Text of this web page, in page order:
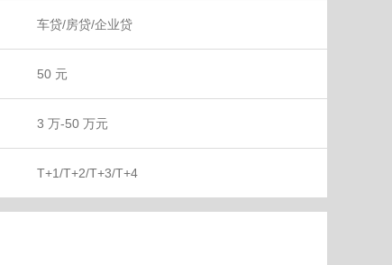
车贷/房贷/企业贷
50 元
3 万-50 万元
T+1/T+2/T+3/T+4